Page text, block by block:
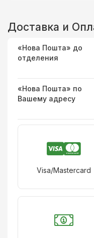
Доставка и
«Нова Пошта» до
отделения
«Нова Пошта» по
Вашему адресу
Visa/Mastercard